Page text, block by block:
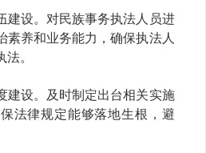
建设。对民族事务执法人员进
素养和业务能力，确保执法人
。
建设。及时制定出台相关实施
法律规定能够落地生根，避